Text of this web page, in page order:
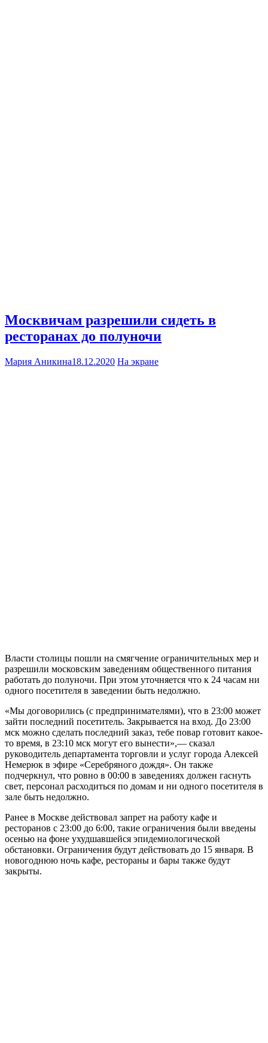
Москвичам разрешили сидеть в
ресторанах до полуночи
Мария Аникина18.12.2020 На экране
Власти столицы пошли на смягчение ограничительных мер и
разрешили московским заведениям общественного питания
работать до полуночи. При этом уточняется что к 24 часам ни
одного посетителя в заведении быть недолжно.
«Мы договорились (с предпринимателями), что в 23:00 может
зайти последний посетитель. Закрывается на вход. До 23:00
мск можно сделать последний заказ, тебе повар готовит какое-
то время, в 23:10 мск могут его вынести»,— сказал
руководитель департамента торговли и услуг города Алексей
Немерюк в эфире «Серебряного дождя». Он также
подчеркнул, что ровно в 00:00 в заведениях должен гаснуть
свет, персонал расходиться по домам и ни одного посетителя в
зале быть недолжно.
Ранее в Москве действовал запрет на работу кафе и
ресторанов с 23:00 до 6:00, такие ограничения были введены
осенью на фоне ухудшавшейся эпидемиологической
обстановки. Ограничения будут действовать до 15 января. В
новогоднюю ночь кафе, рестораны и бары также будут
закрыты.